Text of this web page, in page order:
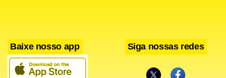
Baixe nosso app Siga nossas redes